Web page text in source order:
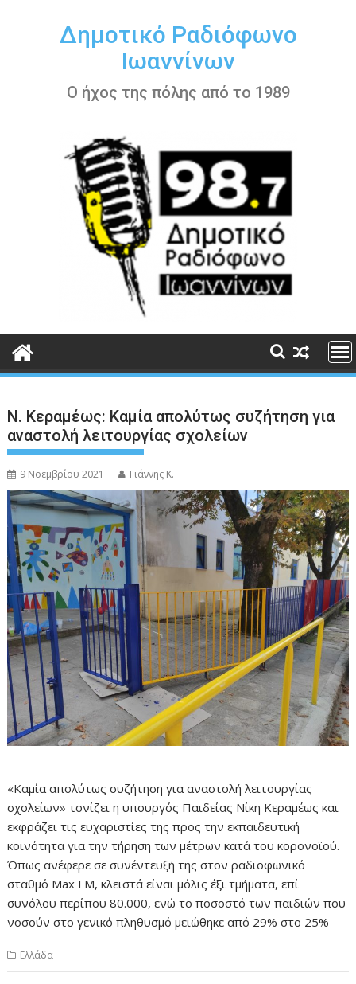
περιεχόμενοΔημοτικό Ραδιόφωνο
Ιωαννίνων
Ο ήχος της πόλης από το 1989
Ν. Κεραμέως: Καμία απολύτως συζήτηση για
αναστολή λειτουργίας σχολείων
9 Νοεμβρίου 2021 Γιάννης Κ.
«Καμία απολύτως συζήτηση για αναστολή λειτουργίας
σχολείων» τονίζει η υπουργός Παιδείας Νίκη Κεραμέως και
εκφράζει τις ευχαριστίες της προς την εκπαιδευτική
κοινότητα για την τήρηση των μέτρων κατά του κορονοϊού.
Όπως ανέφερε σε συνέντευξή της στον ραδιοφωνικό
σταθμό Max FM, κλειστά είναι μόλις έξι τμήματα, επί
συνόλου περίπου 80.000, ενώ το ποσοστό των παιδιών που
νοσούν στο γενικό πληθυσμό μειώθηκε από 29% στο 25%
Ελλάδα